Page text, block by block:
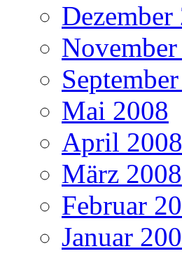
Dezember
Mai 2008
April 2008
März 2008
Februar
Januar